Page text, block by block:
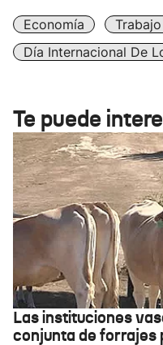
Economía
Trabajo
Día Internacional De
Te puede
Las instituciones
conjunta de forrajes